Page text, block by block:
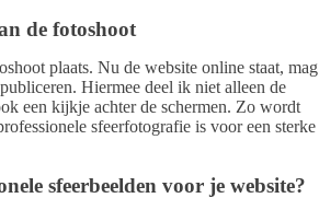
de fotoshoot
plaats. Nu de website online staat, mag
Hiermee deel ik niet alleen de
een kijkje achter de schermen. Zo wordt
sfeerfotografie is voor een sterke
sfeerbeelden voor je website?